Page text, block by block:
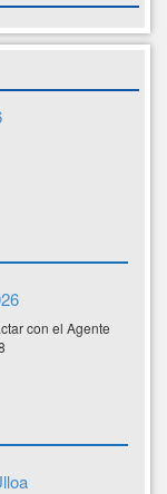
con el Agente